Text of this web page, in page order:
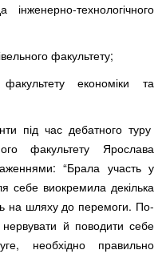
технологічного
факультету;
економіки та
під час дебатного туру
факультету Ярослава
“Брала участь у
себе виокремила декілька
на шляху до перемоги. По-
й поводити себе
необхідно правильно